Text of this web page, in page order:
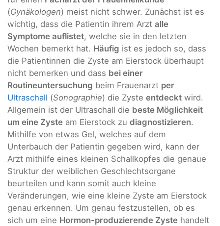
(Gynäkologen) meist nicht schwer. Zunächst ist es
wichtig, dass die Patientin ihrem Arzt alle
Symptome auflistet, welche sie in den letzten
Wochen bemerkt hat. Häufig ist es jedoch so, dass
die Patientinnen die Zyste am Eierstock überhaupt
nicht bemerken und dass bei einer
Routineuntersuchung beim Frauenarzt per
Ultraschall (Sonographie) die Zyste entdeckt wird.
Allgemein ist der Ultraschall die beste Möglichkeit
um eine Zyste am Eierstock zu diagnostizieren.
Mithilfe von etwas Gel, welches auf dem
Unterbauch der Patientin gegeben wird, kann der
Arzt mithilfe eines kleinen Schallkopfes die genaue
Struktur der weiblichen Geschlechtsorgane
beurteilen und kann somit auch kleine
Veränderungen, wie eine kleine Zyste am Eierstock
genau erkennen. Um genau festzustellen, ob es
sich um eine Hormon-produzierende Zyste handelt